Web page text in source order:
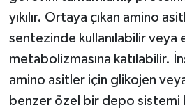
yıkılır. Ortaya çıkan amino
sentezinde kullanılabilir veya
metabolizmasına katılabilir.
amino asitler için glikojen
benzer özel bir depo sistemi